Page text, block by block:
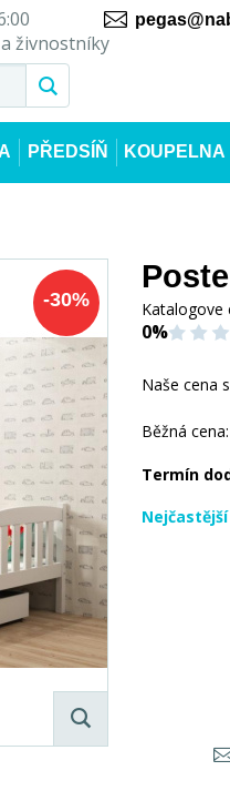
živnostníky
PŘEDSÍŇ KOUPELNA
-30% Katalogove
0%
Naše cena
Běžná cena:
Termín